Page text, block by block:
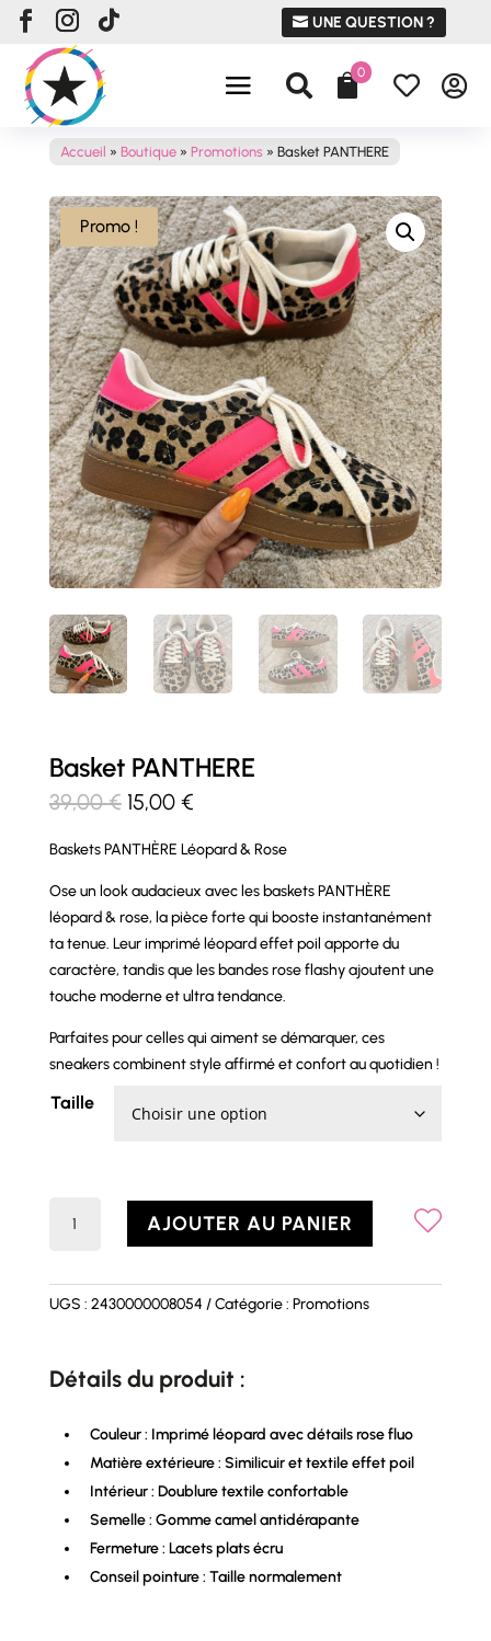
UNE QUESTION ?
 0  
Accueil » Boutique» Promotions» Basket PANTHERE
Promo !
Basket PANTHERE
39,00€ Le
initial
était :
39,00 €.
15,00 €Le
actuel
15,00 €.
Baskets PANTHÈRE Léopard & Rose
Ose un look audacieux avec les baskets PANTHÈRE
léopard & rose, la pièce forte qui booste instantanément
ta tenue. Leur imprimé léopard effet poil apporte du
caractère, tandis que les bandes rose flashy ajoutent une
touche moderne et ultra tendance.
Parfaites pour celles qui aiment se démarquer, ces
sneakers combinent style affirmé et confort au quotidien !
Taille
PANTHERE
AJOUTER AU PANIER
UGS : 2430000008054 Catégorie : Promotions
Détails du produit :
Couleur : Imprimé léopard avec détails rose fluo
Matière extérieure : Similicuir et textile effet poil
Intérieur : Doublure textile confortable
Semelle : Gomme camel antidérapante
Fermeture : Lacets plats écru
Conseil pointure : Taille normalement